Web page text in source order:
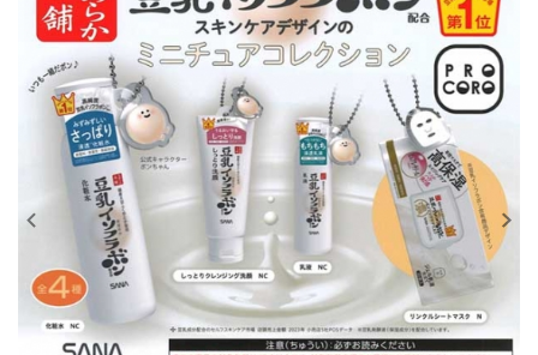
入荷スケジュールをチェック
カプセルトイマシン本体
カプセルトイ
販促用空カプセル
レンタル
景品・玩具・文具